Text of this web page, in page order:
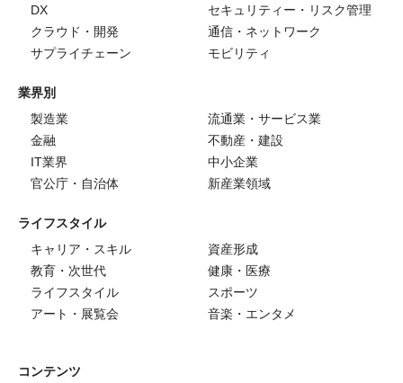
DX
セキュリティー・リスク管理
クラウド・開発
通信・ネットワーク
サプライチェーン
モビリティ
業界別
製造業
流通業・サービス業
金融
不動産・建設
IT業界
中小企業
官公庁・自治体
新産業領域
ライフスタイル
キャリア・スキル
資産形成
教育・次世代
健康・医療
ライフスタイル
スポーツ
アート・展覧会
音楽・エンタメ
コンテンツ